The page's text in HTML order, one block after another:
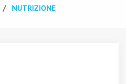
NUTRIZIONE